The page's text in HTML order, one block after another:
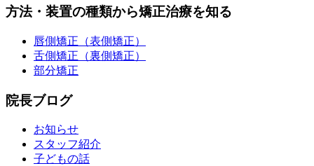
方法・装置の種類から矯正治療を知る
唇側矯正（表側矯正）
舌側矯正（裏側矯正）
部分矯正
院長ブログ
お知らせ
スタッフ紹介
子どもの話